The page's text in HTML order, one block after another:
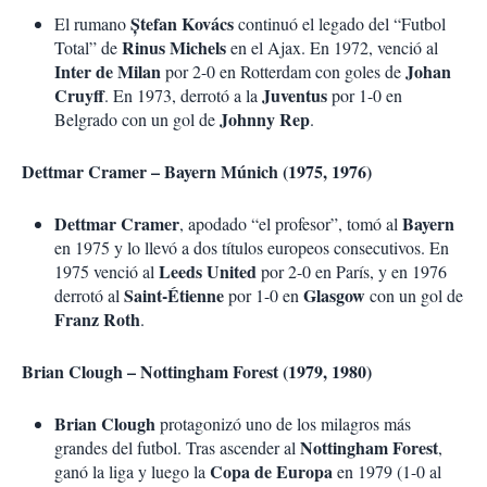
El rumanoȘtefan Kovácscontinuó el legado del “Futbol
Total” deRinus Michelsen el Ajax. En 1972, venció al
Inter de Milanpor 2-0 en Rotterdam con goles deJohan
Cruyff. En 1973, derrotó a la Juventuspor 1-0 en
Belgrado con un gol deJohnny Rep.
Dettmar Cramer – Bayern Múnich (1975, 1976)
Dettmar Cramer, apodado “el profesor”, tomó al Bayern
en 1975 y lo llevó a dos títulos europeos consecutivos. En
1975 venció al Leeds Unitedpor 2-0 en París, y en 1976
derrotó al Saint-Étiennepor 1-0 en Glasgowcon un gol de
Franz Roth.
Brian Clough – Nottingham Forest (1979, 1980)
Brian Cloughprotagonizó uno de los milagros más
grandes del futbol. Tras ascender al Nottingham Forest,
ganó la liga y luego la Copa de Europaen 1979 (1-0 al